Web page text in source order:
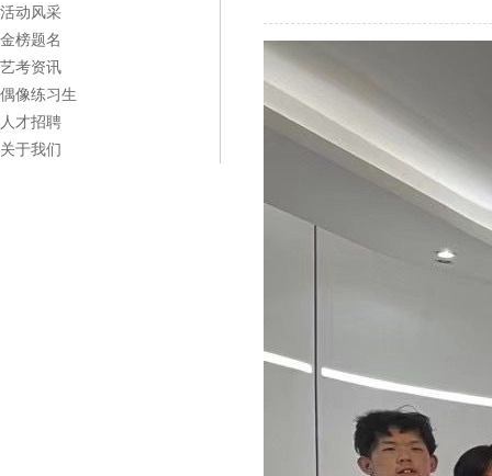
活动风采
金榜题名
艺考资讯
偶像练习生
人才招聘
关于我们